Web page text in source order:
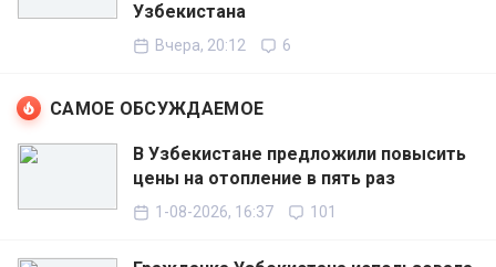
Узбекистана
Вчера, 20:12 6
САМОЕ ОБСУЖДАЕМОЕ
В Узбекистане предложили повысить
цены на отопление в пять раз
1-08-2026, 16:37 101